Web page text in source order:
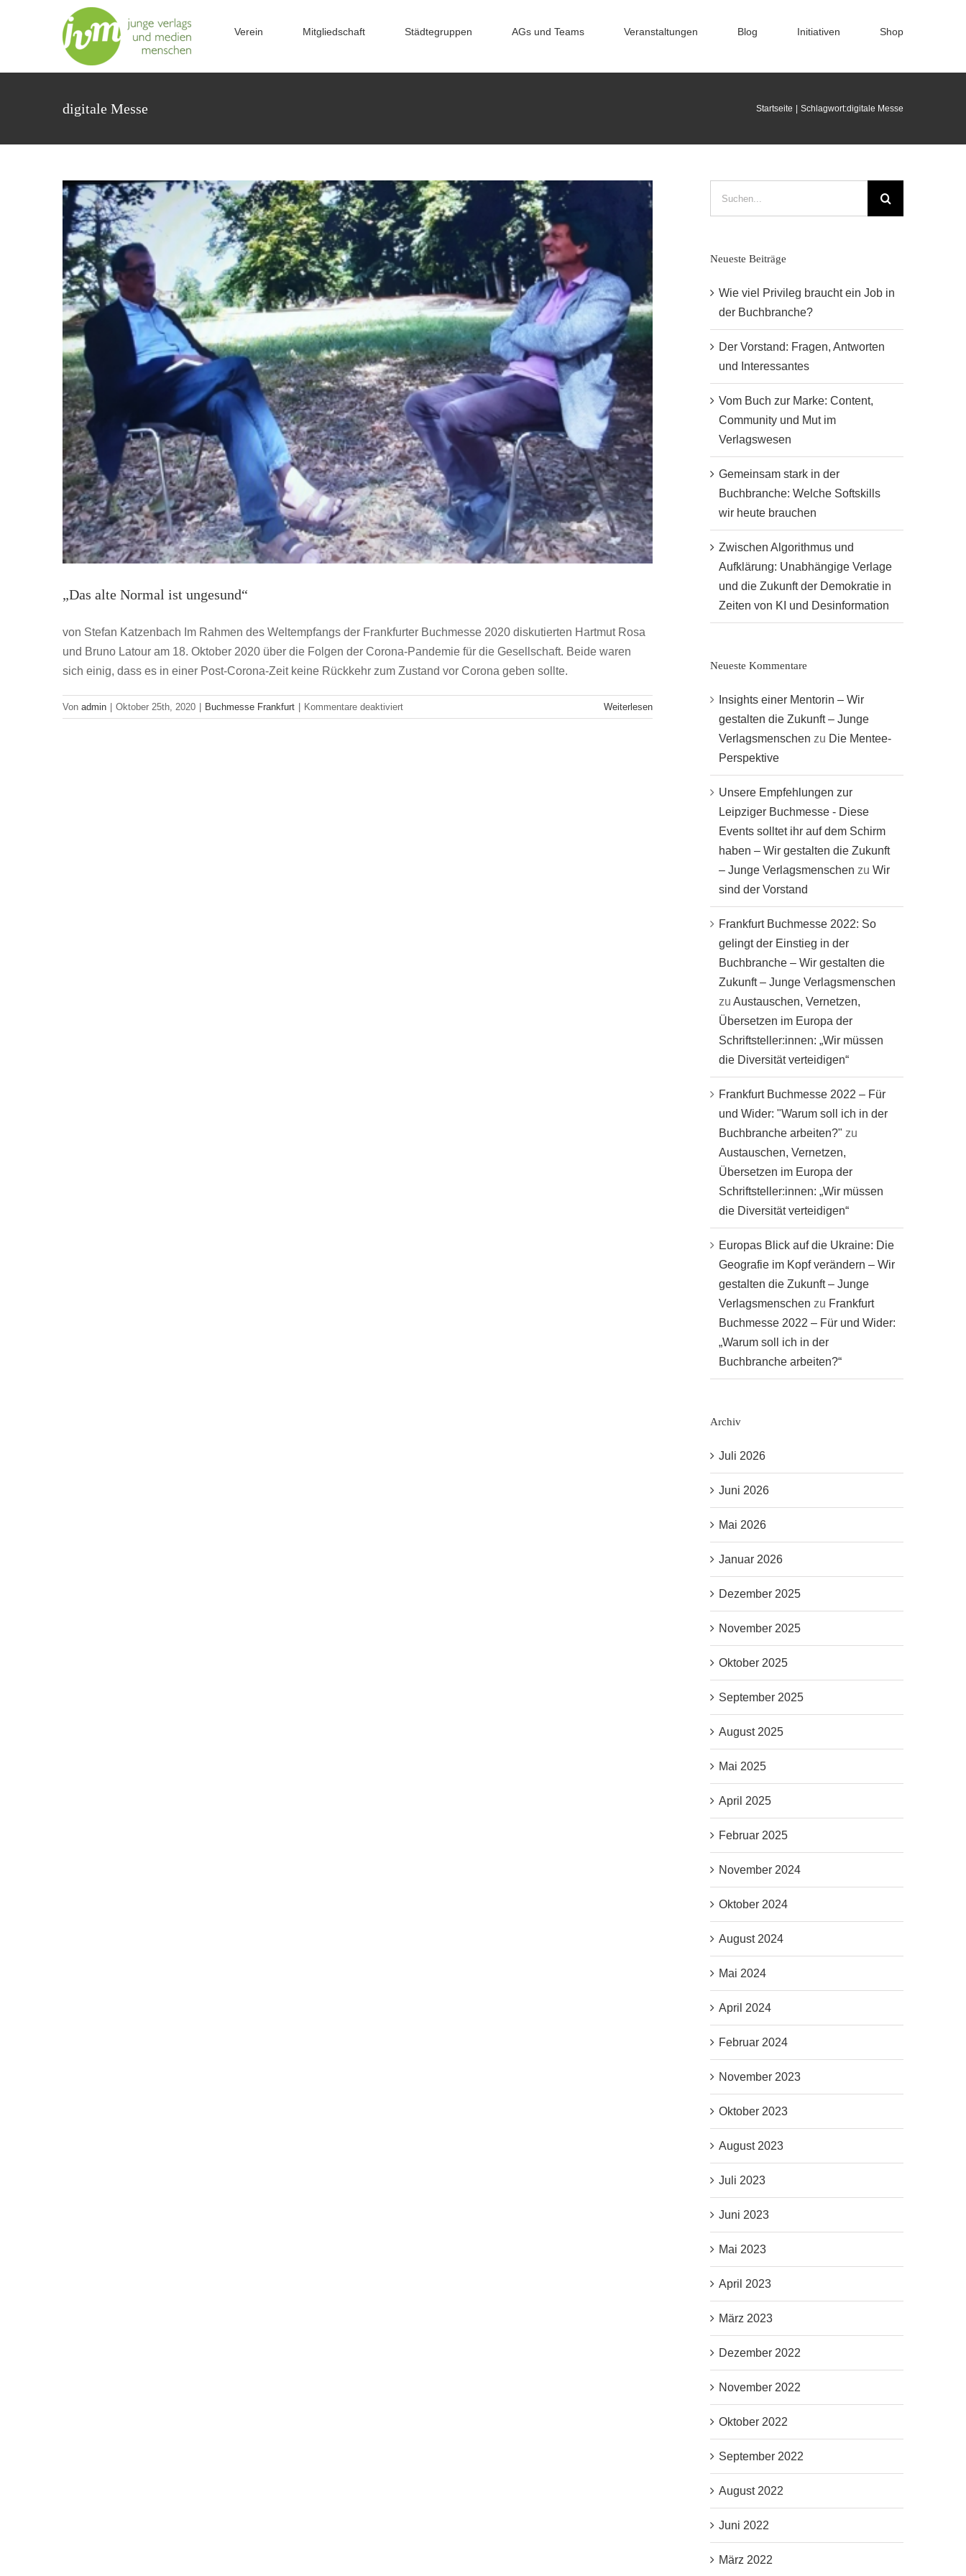
Verein Mitgliedschaft Städtegruppen AGs und Teams Veranstaltungen Blog Initiativen Shop
digitale Messe Startseite Schlagwort:digitale Messe
„Das alte Normal ist ungesund“
von Stefan Katzenbach Im Rahmen des Weltempfangs der Frankfurter Buchmesse 2020 diskutierten Hartmut Rosa
und Bruno Latour am 18. Oktober 2020 über die Folgen der Corona-Pandemie für die Gesellschaft. Beide waren
sich einig, dass es in einer Post-Corona-Zeit keine Rückkehr zum Zustand vor Corona geben sollte.
Von admin | Oktober 25th, 2020 | Buchmesse Frankfurt | Kommentare deaktiviertfür
„Das
Weiterlesen
Neueste Beiträge
Wie viel Privileg braucht ein Job in
der Buchbranche?
Der Vorstand: Fragen, Antworten
und Interessantes
Vom Buch zur Marke: Content,
Community und Mut im
Verlagswesen
Gemeinsam stark in der
Buchbranche: Welche Softskills
wir heute brauchen
Zwischen Algorithmus und
Aufklärung: Unabhängige Verlage
und die Zukunft der Demokratie in
Zeiten von KI und Desinformation
Neueste Kommentare
Insights einer Mentorin – Wir
gestalten die Zukunft – Junge
Verlagsmenschen zu Die Mentee-
Perspektive
Unsere Empfehlungen zur
Leipziger Buchmesse - Diese
Events solltet ihr auf dem Schirm
haben – Wir gestalten die Zukunft
– Junge Verlagsmenschen zu Wir
sind der Vorstand
Frankfurt Buchmesse 2022: So
gelingt der Einstieg in der
Buchbranche – Wir gestalten die
Zukunft – Junge Verlagsmenschen
zu Austauschen, Vernetzen,
Übersetzen im Europa der
Schriftsteller:innen: „Wir müssen
die Diversität verteidigen“
Frankfurt Buchmesse 2022 – Für
und Wider: "Warum soll ich in der
Buchbranche arbeiten?" zu
Austauschen, Vernetzen,
Übersetzen im Europa der
Schriftsteller:innen: „Wir müssen
die Diversität verteidigen“
Europas Blick auf die Ukraine: Die
Geografie im Kopf verändern – Wir
gestalten die Zukunft – Junge
Verlagsmenschen zu Frankfurt
Buchmesse 2022 – Für und Wider:
„Warum soll ich in der
Buchbranche arbeiten?“
Archiv
Juli 2026
Juni 2026
Mai 2026
Januar 2026
Dezember 2025
November 2025
Oktober 2025
September 2025
August 2025
Mai 2025
April 2025
Februar 2025
November 2024
Oktober 2024
August 2024
Mai 2024
April 2024
Februar 2024
November 2023
Oktober 2023
August 2023
Juli 2023
Juni 2023
Mai 2023
April 2023
März 2023
Dezember 2022
November 2022
Oktober 2022
September 2022
August 2022
Juni 2022
März 2022